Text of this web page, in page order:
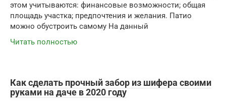
этом учитываются: финансовые возможности; общая
площадь участка; предпочтения и желания. Патио
можно обустроить самому На данный
Читать полностью
Как сделать прочный забор из шифера своими
руками на даче в 2020 году